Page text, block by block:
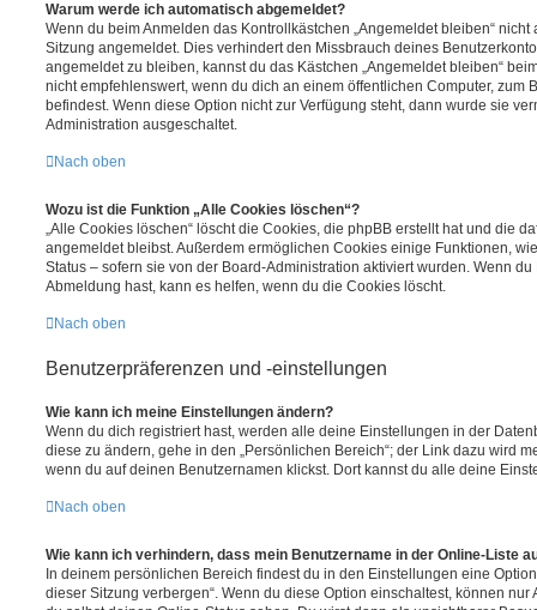
Warum werde ich automatisch abgemeldet?
Wenn du beim Anmelden das Kontrollkästchen „Angemeldet bleiben“
Sitzung angemeldet. Dies verhindert den Missbrauch deines
angemeldet zu bleiben, kannst du das Kästchen „Angemeldet bleiben“
nicht empfehlenswert, wenn du dich an einem öffentlichen Computer, zum
befindest. Wenn diese Option nicht zur Verfügung steht, dann wurde sie
Administration ausgeschaltet.
Nach oben
Wozu ist die Funktion „Alle Cookies löschen“?
„Alle Cookies löschen“ löscht die Cookies, die phpBB erstellt hat und die
angemeldet bleibst. Außerdem ermöglichen Cookies einige Funktionen,
Status – sofern sie von der Board-Administration aktiviert wurden. Wenn
Abmeldung hast, kann es helfen, wenn du die Cookies löscht.
Nach oben
Benutzerpräferenzen und -einstellungen
Wie kann ich meine Einstellungen ändern?
Wenn du dich registriert hast, werden alle deine Einstellungen in der
diese zu ändern, gehe in den „Persönlichen Bereich“; der Link dazu wird
wenn du auf deinen Benutzernamen klickst. Dort kannst du alle deine
Nach oben
Wie kann ich verhindern, dass mein Benutzername in der Online-Liste
In deinem persönlichen Bereich findest du in den Einstellungen eine
dieser Sitzung verbergen“. Wenn du diese Option einschaltest, können